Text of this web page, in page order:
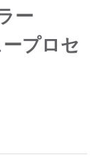
ー
プロセ